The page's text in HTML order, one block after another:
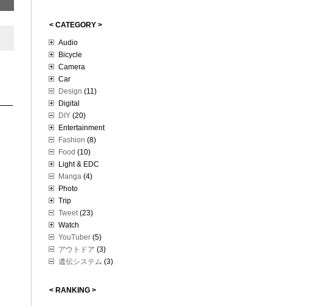
< CATEGORY >
Audio
Bicycle
Camera
Car
Design (11)
Digital
DIY (20)
Entertainment
Fashion (8)
Food (10)
Light & EDC
Manga (4)
Photo
Trip
Tweet (23)
Watch
YouTuber (5)
アウトドア (3)
遺伝システム (3)
< RANKING >